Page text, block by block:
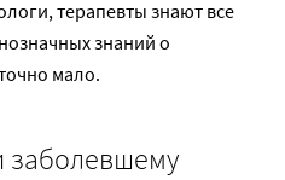
терапевты знают все
знаний о
мало.
заболевшему